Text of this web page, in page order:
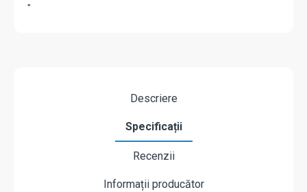
"
Descriere
Specificații
Recenzii
Informații producător